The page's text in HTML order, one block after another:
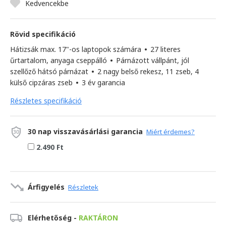
Kedvencekbe
Rövid specifikáció
Hátizsák max. 17"-os laptopok számára • 27 literes
űrtartalom, anyaga cseppálló • Párnázott vállpánt, jól
szellőző hátsó párnázat • 2 nagy belső rekesz, 11 zseb, 4
külső cipzáras zseb • 3 év garancia
Részletes specifikáció
30 nap visszavásárlási garancia Miért érdemes?
2.490 Ft
Árfigyelés Részletek
Elérhetőség - RAKTÁRON